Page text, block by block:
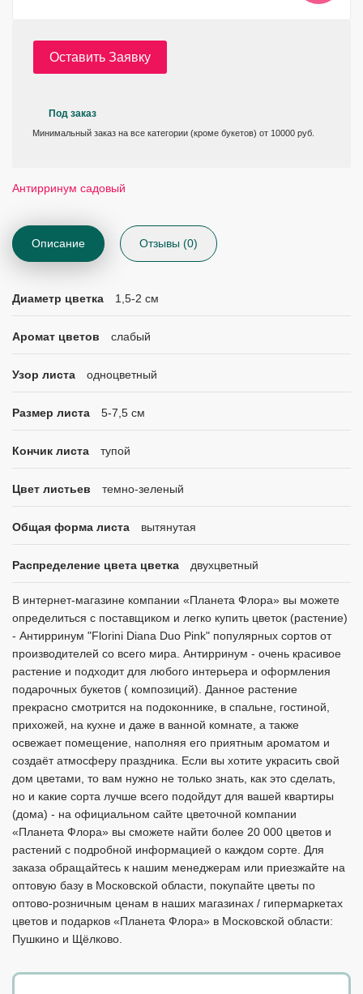
Оставить Заявку
Под заказ
Минимальный заказ на все категории (кроме букетов) от 10000 руб.
Антирринум садовый
Описание Отзывы (0)
Диаметр цветка 1,5-2 см
Аромат цветов слабый
Узор листа одноцветный
Размер листа 5-7,5 см
Кончик листа тупой
Цвет листьев темно-зеленый
Общая форма листа вытянутая
Распределение цвета цветка двухцветный
В интернет-магазине компании «Планета Флора» вы можете
определиться с поставщиком и легко купить цветок (растение)
- Антирринум "Florini Diana Duo Pink" популярных сортов от
производителей со всего мира. Антирринум - очень красивое
растение и подходит для любого интерьера и оформления
подарочных букетов ( композиций). Данное растение
прекрасно смотрится на подоконнике, в спальне, гостиной,
прихожей, на кухне и даже в ванной комнате, а также
освежает помещение, наполняя его приятным ароматом и
создаёт атмосферу праздника. Если вы хотите украсить свой
дом цветами, то вам нужно не только знать, как это сделать,
но и какие сорта лучше всего подойдут для вашей квартиры
(дома) - на официальном сайте цветочной компании
«Планета Флора» вы сможете найти более 20 000 цветов и
растений с подробной информацией о каждом сорте. Для
заказа обращайтесь к нашим менеджерам или приезжайте на
оптовую базу в Московской области, покупайте цветы по
оптово-розничным ценам в наших магазинах / гипермаркетах
цветов и подарков «Планета Флора» в Московской области:
Пушкино и Щёлково.